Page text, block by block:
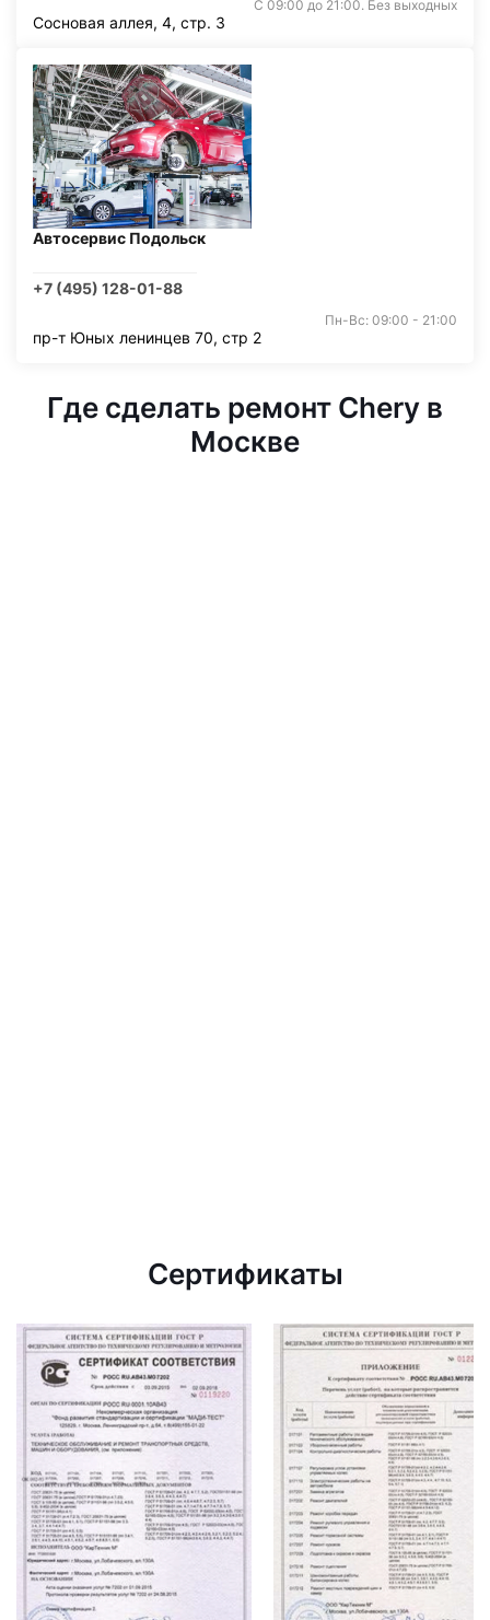
С 09:00 до 21:00. Без выходных
Сосновая аллея, 4, стр. 3
Автосервис Подольск
+7 (495) 128-01-88
Пн-Вс: 09:00 - 21:00
пр-т Юных ленинцев 70, стр 2
Где сделать ремонт Chery в
Москве
Сертификаты